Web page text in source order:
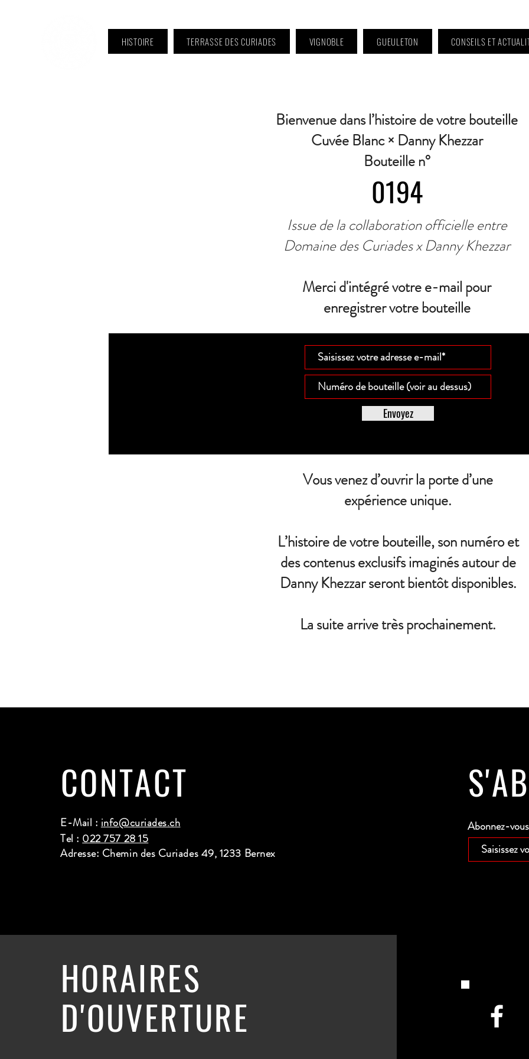
HISTOIRE TERRASSE DES CURIADES VIGNOBLE GUEULETON CONSEILS ET
Bienvenue dans l’histoire de votre bouteille
Cuvée Blanc × Danny Khezzar
Bouteille n°
0194
Issue de la collaboration officielle entre
Domaine des Curiades x Danny Khezzar
Merci d'intégré votre e-mail pour
enregistrer votre bouteille
Envoyez
Vous venez d’ouvrir la porte d’une
expérience unique.
L’histoire de votre bouteille, son numéro et
des contenus exclusifs imaginés autour de
Danny Khezzar seront bientôt disponibles.
La suite arrive très prochainement.
CONTACT
E-Mail : info@curiades.ch
Tel : 022 757 28 15
Adresse: Chemin des Curiades 49, 1233 Bernex
Abonnez-
HORAIRES
D'OUVERTURE